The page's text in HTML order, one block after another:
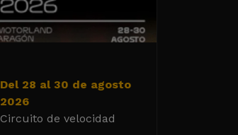
Del 28 al 30 de agosto
2026
Circuito de velocidad